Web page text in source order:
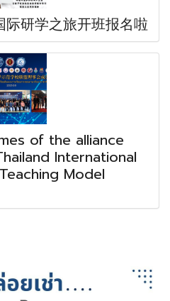
研学之旅开班报名啦
of the alliance
International
Model